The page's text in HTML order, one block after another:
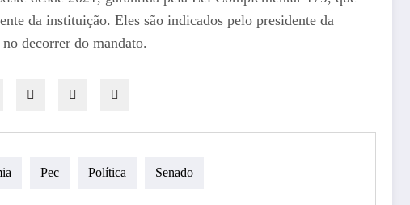
da instituição. Eles são indicados pelo presidente da
decorrer do mandato.
Pec Política Senado